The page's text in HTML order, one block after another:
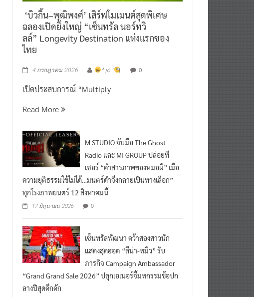
‘บิวกิ้น–พุฒิพงศ์’ เสิร์ฟโมเมนต์สุดพิเศษ
ฉลองเปิดยิ่งใหญ่ “เซ็นทรัล นอร์ทวิ
ลล์” Longevity Destination แห่งแรกของ
ไทย
4 กรกฎาคม 2026 ^ jo ^ 0
เปิดประสบการณ์ “Multiply
Read More
M STUDIO จับมือ The Ghost
Radio และ MI GROUP ปล่อยที
เซอร์ “คำสารภาพของหมอผี” เมื่อ
ความยุติธรรมใช้ไม่ได้…มนตร์ดำจึงกลายเป็นทางเลือก”
ทุกโรงภาพยนตร์ 12 สิงหาคมนี้
17 มิถุนายน 2026 0
เซ็นทรัลพัฒนา คว้าสองสาวนัก
แสดงสุดฮอต “ลีน่า-หมิว” รับ
ภารกิจ Campaign Ambassador
“Grand Grand Sale 2026” ปลุกเอเนอร์จี้มหกรรมช้อปก
ลางปีสุดคึกคัก